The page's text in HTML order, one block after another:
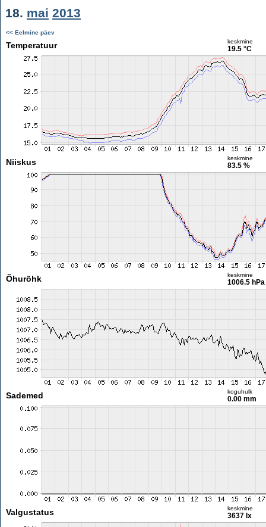
18. mai 2013
<< Eelmine päev
Temperatuur keskmine
19.5 °C
Niiskus keskmine
83.5 %
Õhurõhk keskmine
1006.5 hPa
Sademed koguhulk
0.00 mm
Valgustatus keskmine
3637 lx